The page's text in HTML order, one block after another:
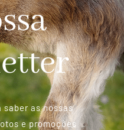
saber as nossas
e promoções